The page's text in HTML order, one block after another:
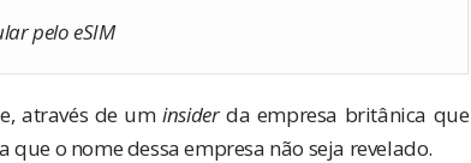
pelo eSIM
através de uminsiderda empresa britânica que
o nome dessa empresa não seja revelado.